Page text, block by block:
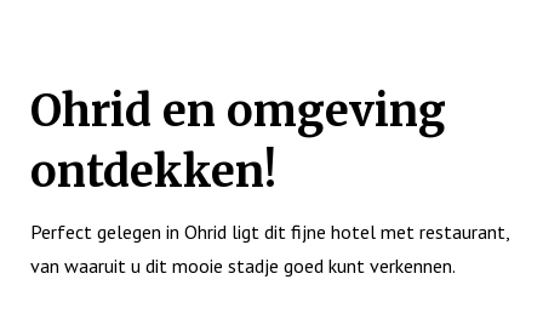
Ohrid en omgeving
ontdekken!
Perfect gelegen in Ohrid ligt dit fijne hotel met restaurant,
van waaruit u dit mooie stadje goed kunt verkennen.